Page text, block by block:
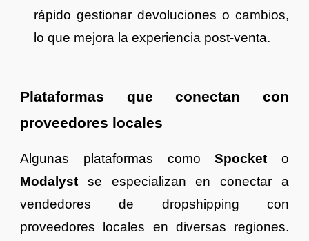
rápido gestionar devoluciones o cambios,
lo que mejora la experiencia post-venta.
Plataformas que conectan con
proveedores locales
Algunas plataformas comoSpocket o
Modalyst se especializan en conectar a
vendedores de dropshipping con
proveedores locales en diversas regiones.